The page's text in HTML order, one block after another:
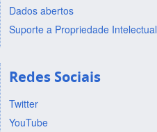
Dados abertos
Suporte a Propriedade Intelectual
Redes Sociais
Twitter
YouTube